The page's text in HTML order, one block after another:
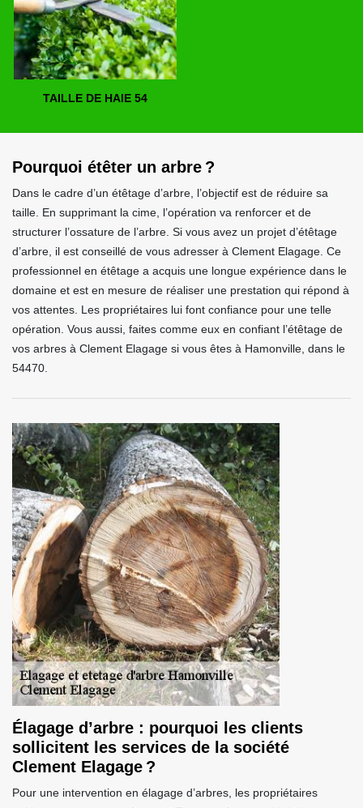
TAILLE DE HAIE 54
Pourquoi étêter un arbre ?
Dans le cadre d’un étêtage d’arbre, l’objectif est de réduire sa
taille. En supprimant la cime, l’opération va renforcer et de
structurer l’ossature de l’arbre. Si vous avez un projet d’étêtage
d’arbre, il est conseillé de vous adresser à Clement Elagage. Ce
professionnel en étêtage a acquis une longue expérience dans le
domaine et est en mesure de réaliser une prestation qui répond à
vos attentes. Les propriétaires lui font confiance pour une telle
opération. Vous aussi, faites comme eux en confiant l’étêtage de
vos arbres à Clement Elagage si vous êtes à Hamonville, dans le
54470.
Élagage d’arbre : pourquoi les clients
sollicitent les services de la société
Clement Elagage ?
Pour une intervention en élagage d’arbres, les propriétaires